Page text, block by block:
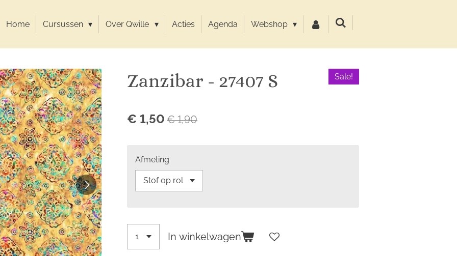
Home Cursussen Over Qwille Acties Agenda Webshop
Zanzibar - 27407 S Sale!
€ 1,50 € 1,90
Afmeting
In winkelwagen